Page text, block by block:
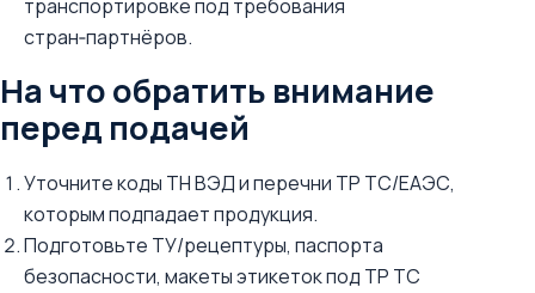
транспортировке под требования
стран‑партнёров.
На что обратить внимание
перед подачей
Уточните коды ТН ВЭД и перечни ТР ТС/ЕАЭС,
которым подпадает продукция.
Подготовьте ТУ/рецептуры, паспорта
безопасности, макеты этикеток под ТР ТС